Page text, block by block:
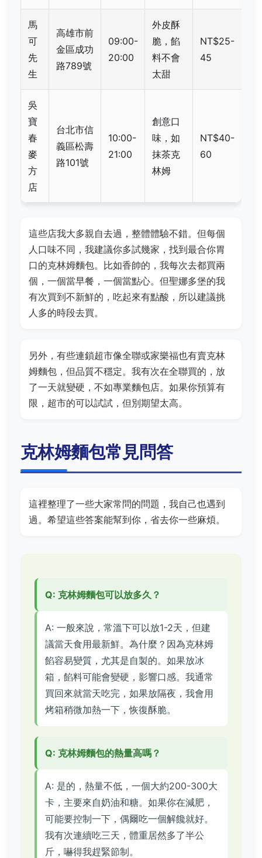
馬
可
先
生
高雄市前
金區成功
路789號
09:00-
20:00
外皮酥
脆，餡
料不會
太甜
NT$25-
45
吳
寶
春
麥
方
店
台北市信
義區松壽
路101號
10:00-
21:00
創意口
味，如
抹茶克
林姆
NT$40-
60
這些店我大多親自去過，整體體驗不錯。但每個
人口味不同，我建議你多試幾家，找到最合你胃
口的克林姆麵包。比如香帥的，我每次去都買兩
個，一個當早餐，一個當點心。但聖娜多堡的我
有次買到不新鮮的，吃起來有點酸，所以建議挑
人多的時段去買。
另外，有些連鎖超市像全聯或家樂福也有賣克林
姆麵包，但品質不穩定。我有次在全聯買的，放
了一天就變硬，不如專業麵包店。如果你預算有
限，超市的可以試試，但別期望太高。
克林姆麵包常見問答
這裡整理了一些大家常問的問題，我自己也遇到
過。希望這些答案能幫到你，省去你一些麻煩。
Q: 克林姆麵包可以放多久？
A: 一般來說，常溫下可以放1-2天，但建
議當天食用最新鮮。為什麼？因為克林姆
餡容易變質，尤其是自製的。如果放冰
箱，餡料可能會變硬，影響口感。我通常
買回來就當天吃完，如果放隔夜，我會用
烤箱稍微加熱一下，恢復酥脆。
Q: 克林姆麵包的熱量高嗎？
A: 是的，熱量不低，一個大約200-300大
卡，主要來自奶油和糖。如果你在減肥，
可能要控制一下，偶爾吃一個解饞就好。
我有次連續吃三天，體重居然多了半公
斤，嚇得我趕緊節制。